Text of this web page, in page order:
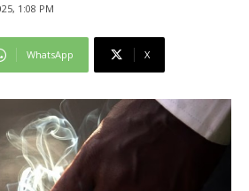
1:08 PM
WhatsApp X